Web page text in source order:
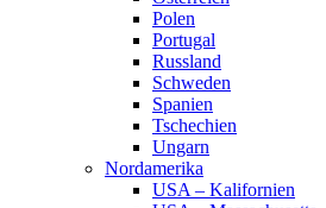
Polen
Portugal
Russland
Schweden
Spanien
Tschechien
Ungarn
Nordamerika
USA – Kalifornien